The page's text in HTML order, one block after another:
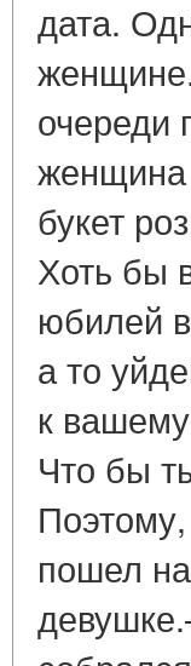
дата.
очереди
женщина
букет
Хоть бы
юбилей
а то
к
Что бы
пошел